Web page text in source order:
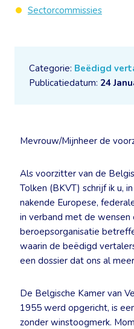
Categorie: Beëdigd
Publicatiedatum: 24
Mevrouw/Mijnheer de
Als voorzitter van de
Tolken (BKVT) schrijf ik u,
nakende Europese,
in verband met de wensen
beroepsorganisatie
waarin de beëdigd
een dossier dat ons al
De Belgische Kamer van
1955 werd opgericht, is
zonder winstoogmerk.
Sectorcommissies